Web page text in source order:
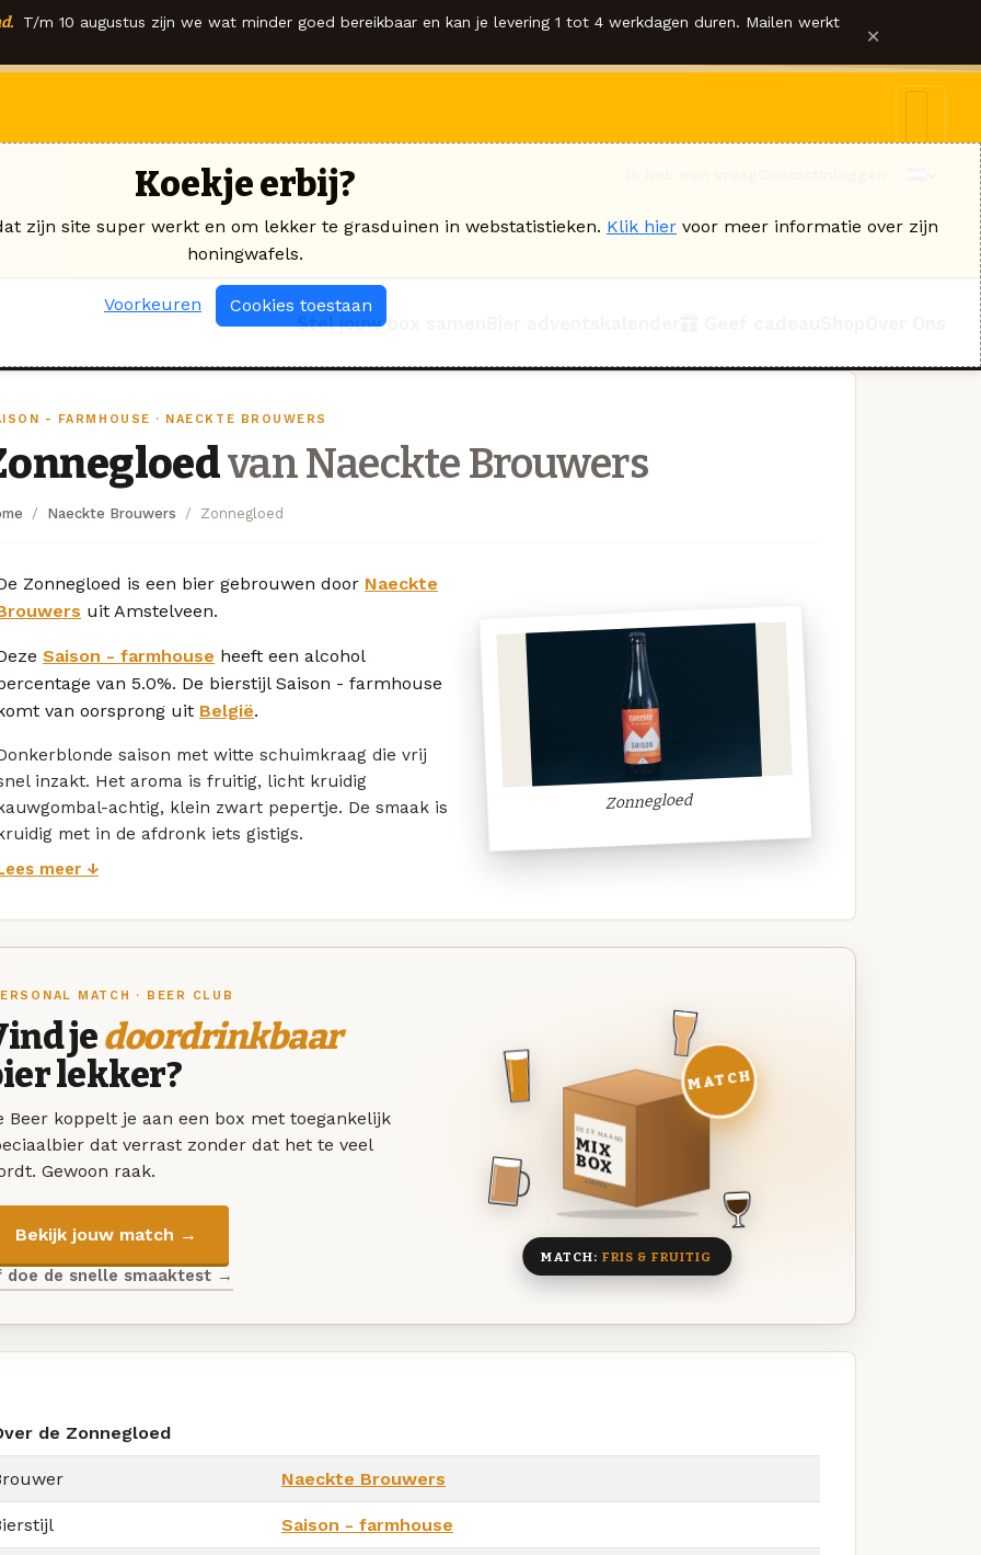
T/m 10 augustus zijn we wat minder goed bereikbaar en kan je levering 1 tot 4 werkdagen duren. Mailen werkt
×
Stel jouw box samen
- FARMHOUSE · NAECKTE BROUWERS
van Naeckte Brouwers
Naeckte Brouwers Zonnegloed
Zonnegloed is een bier gebrouwen door Naeckte
uit Amstelveen.
Saison - farmhouse heeft een alcohol
van 5.0%. De bierstijl Saison - farmhouse
van oorsprong uit België.
saison met witte schuimkraag die vrij
inzakt. Het aroma is fruitig, licht kruidig
achtig, klein zwart pepertje. De smaak is
met in de afdronk iets gistigs.
meer ↓
Zonnegloed
MATCH · BEER CLUB
jedoordrinkbaar
lekker?
Beer koppelt je aan een box met toegankelijk
dat verrast zonder dat het te veel
Gewoon raak.
Bekijk jouw match →
doe de snelle smaaktest →
DEZE MAAND
MIX
BOX
8 BIEREN
MATCH
MATCH: FRIS & FRUITIG
de Zonnegloed
Naeckte Brouwers
Saison - farmhouse
Koekje erbij?
zijn site super werkt en om lekker te grasduinen in webstatistieken. Klik hier voor meer informatie over zijn
honingwafels.
Voorkeuren Cookies toestaan